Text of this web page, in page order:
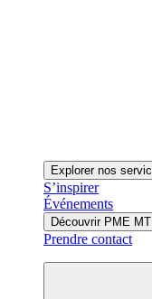
Explorer nos
S’inspirer
Événements
Découvrir PME
Prendre contact